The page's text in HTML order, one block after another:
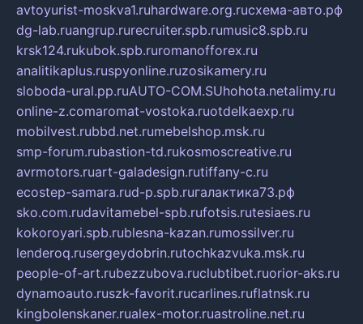
avtoyurist-moskva1.ruhardware.org.ruсхема-авто.рф
dg-lab.ruangrup.rurecruiter.spb.rumusic8.spb.ru
krsk124.rukubok.spb.ruromanofforex.ru
analitikaplus.ruspyonline.ruzosikamery.ru
sloboda-ural.pp.ruAUTO-COM.SUhohota.netalimy.ru
online-z.comaromat-vostoka.ruotdelkaexp.ru
mobilvest.rubbd.net.rumebelshop.msk.ru
smp-forum.rubastion-td.rukosmoscreative.ru
avrmotors.ruart-galadesign.rutiffany-c.ru
ecostep-samara.rud-p.spb.ruгалактика73.рф
sko.com.rudavitamebel-spb.rufotsis.rutesiaes.ru
kokoroyari.spb.rublesna-kazan.rumossilver.ru
lenderoq.rusergeydobrin.rutochkazvuka.msk.ru
people-of-art.rubezzubova.ruclubtibet.ruorior-aks.ru
dynamoauto.ruszk-favorit.rucarlines.ruflatnsk.ru
kingbolenskaner.rualex-motor.ruastroline.net.ru